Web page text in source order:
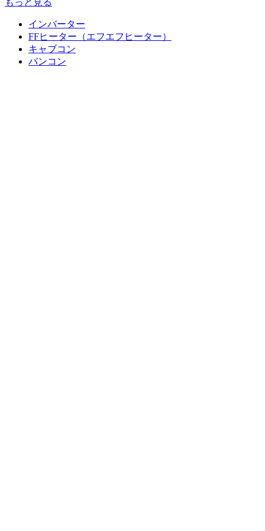
もっと見る
インバーター
FFヒーター（エフエフヒーター）
キャブコン
バンコン